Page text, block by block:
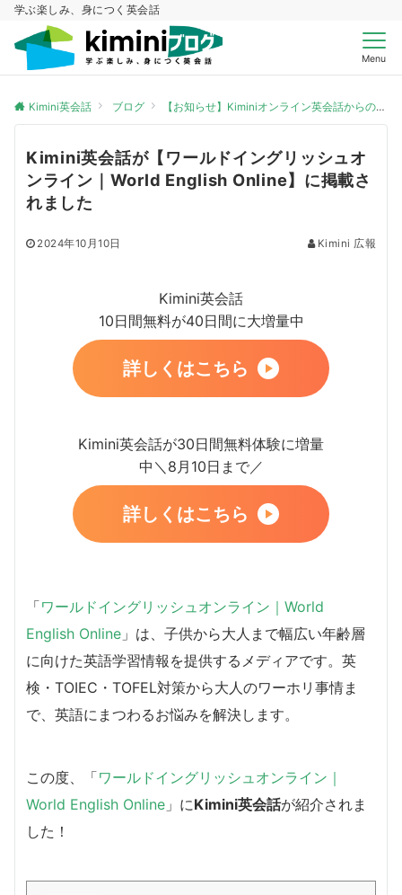
学ぶ楽しみ、身につく英会話
Menu
Kimini英会話 ブログ 【お知らせ】Kiminiオンライン英会話からのお知らせ
Kimini英会話が【ワールドイングリッシュオ
ンライン｜World English Online】に掲載さ
れました
2024年10月10日 Kimini 広報
Kimini英会話
10日間無料が40日間に大増量中
詳しくはこちら
Kimini英会話が30日間無料体験に増量
中＼8月10日まで／
詳しくはこちら
「ワールドイングリッシュオンライン｜World
English Online 」は、子供から大人まで幅広い年齢層
に向けた英語学習情報を提供するメディアです。英
検・TOIEC・TOFEL対策から大人のワーホリ事情ま
で、英語にまつわるお悩みを解決します。
この度、「ワールドイングリッシュオンライン｜
World English Online 」にKimini英会話が紹介されま
した！